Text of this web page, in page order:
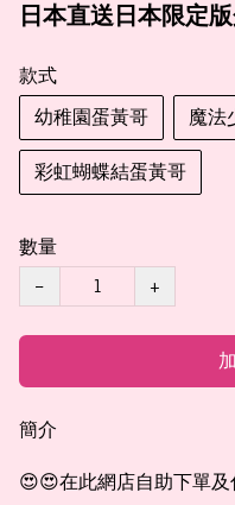
日本直送日本限定
款式
幼稚園蛋黃哥
魔法
彩虹蝴蝶結蛋黃哥
數量
−
+
簡介
😍😍在此網店自助下單及